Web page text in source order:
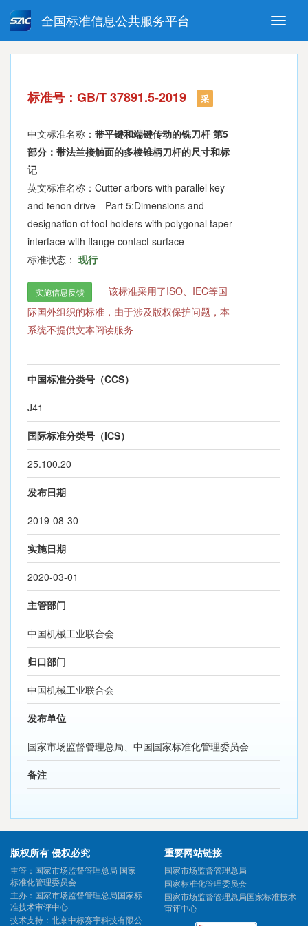
Toggle
全国标准信息公共服务平台
强制性国家标准 推荐性国家标准
指导性技术文件 (National standards in foreign
language version)
标准号：GB/T 37891.5-2019 采
中文标准名称： 带平键和端键传动的铣刀杆 第5
部分：带法兰接触面的多棱锥柄刀杆的尺寸和标
记
英文标准名称：Cutter arbors with parallel key
and tenon drive—Part 5:Dimensions and
designation of tool holders with polygonal taper
interface with flange contact surface
标准状态： 现行
实施信息反馈
该标准采用了ISO、IEC等国
际国外组织的标准，由于涉及版权保护问题，本
系统不提供文本阅读服务
中国标准分类号（CCS）
J41
国际标准分类号（ICS）
25.100.20
发布日期
2019-08-30
实施日期
2020-03-01
主管部门
中国机械工业联合会
归口部门
中国机械工业联合会
发布单位
国家市场监督管理总局、中国国家标准化管理委员会
备注
版权所有 侵权必究
主管：国家市场监督管理总局 国家
标准化管理委员会
主办：国家市场监督管理总局国家标
准技术审评中心
技术支持：北京中标赛宇科技有限公
重要网站链接
国家市场监督管理总局
国家标准化管理委员会
国家市场监督管理总局国家标准技术
审评中心